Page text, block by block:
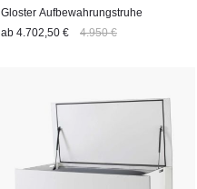
Gloster Aufbewahrungstruhe
ab 4.702,50 € 4.950 €